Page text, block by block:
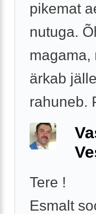
pikemat
nutuga.
magama,
ärkab
rahuneb.
Tere !
Esmalt